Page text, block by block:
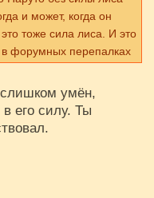
и может, когда он
тоже сила лиса. И это
в форумных перепалках
за счет автора, и то
А когда не
может спасти Наруто
Бариона. Курама
умён,
его силу. Ты